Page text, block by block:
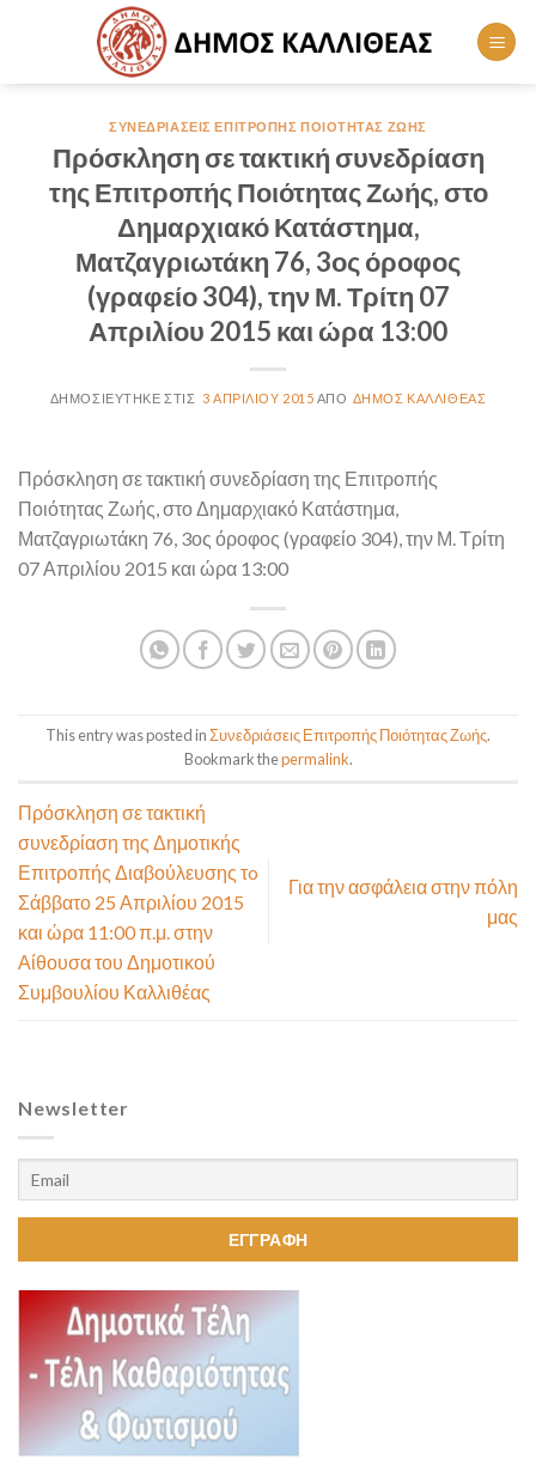
ΣΥΝΕΔΡΙΆΣΕΙΣ ΕΠΙΤΡΟΠΉΣ ΠΟΙΌΤΗΤΑΣ ΖΩΉΣ
Πρόσκληση σε τακτική συνεδρίαση
της Επιτροπής Ποιότητας Ζωής, στο
Δημαρχιακό Κατάστημα,
Ματζαγριωτάκη 76, 3ος όροφος
(γραφείο 304), την Μ. Τρίτη 07
Απριλίου 2015 και ώρα 13:00
3 ΑΠΡΙΛΊΟΥ 2015 ΔΉΜΟΣ ΚΑΛΛΙΘΈΑΣ
Πρόσκληση σε τακτική συνεδρίαση της Επιτροπής
Ποιότητας Ζωής, στο Δημαρχιακό Κατάστημα,
Ματζαγριωτάκη 76, 3ος όροφος (γραφείο 304), την Μ. Τρίτη
07 Απριλίου 2015 και ώρα 13:00
This entry was posted inΣυνεδριάσεις Επιτροπής Ποιότητας Ζωής.
Bookmark thepermalink.
Πρόσκληση σε τακτική
συνεδρίαση της Δημοτικής
Επιτροπής Διαβούλευσης τo
Σάββατο 25 Απριλίου 2015
και ώρα 11:00 π.μ. στην
Αίθουσα του Δημοτικού
Συμβουλίου Καλλιθέας
Για την ασφάλεια στην πόλη
μας
Newsletter